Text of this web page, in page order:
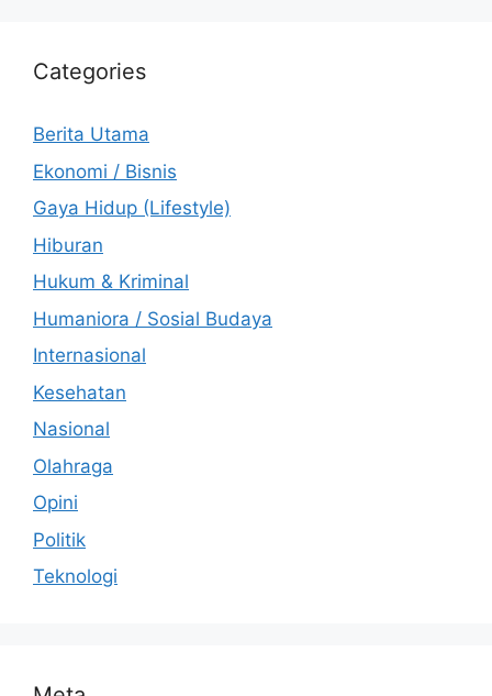
Categories
Berita Utama
Ekonomi / Bisnis
Gaya Hidup (Lifestyle)
Hiburan
Hukum & Kriminal
Humaniora / Sosial Budaya
Internasional
Kesehatan
Nasional
Olahraga
Opini
Politik
Teknologi